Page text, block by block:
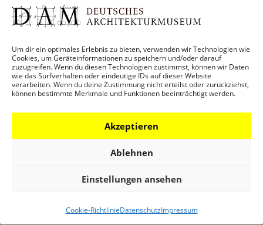
Um dir ein optimales Erlebnis zu bieten, verwenden wir Technologien wie
Cookies, um Geräteinformationen zu speichern und/oder darauf
zuzugreifen. Wenn du diesen Technologien zustimmst, können wir Daten
wie das Surfverhalten oder eindeutige IDs auf dieser Website
verarbeiten. Wenn du deine Zustimmung nicht erteilst oder zurückziehst,
können bestimmte Merkmale und Funktionen beeinträchtigt werden.
Akzeptieren
Ablehnen
Einstellungen ansehen
Cookie-RichtlinieDatenschutzImpressum
Mi.
Projekttag für Schulklassen: „Stadt für
Fußgänger – Interaktiver Workshop und
DAM Schaumainkai